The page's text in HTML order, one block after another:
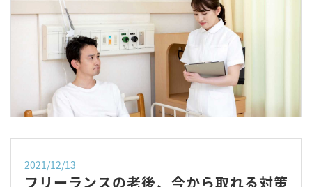
2021/12/13
フリーランスの老後、今から取れる対策